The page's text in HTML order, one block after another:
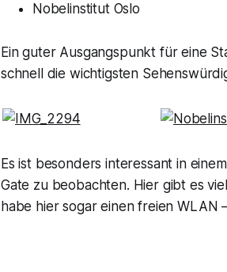
Nobelinstitut Oslo
Ein guter Ausgangspunkt für eine
schnell die wichtigsten
Es ist besonders interessant in
Gate zu beobachten. Hier gibt es
habe hier sogar einen freien WLAN